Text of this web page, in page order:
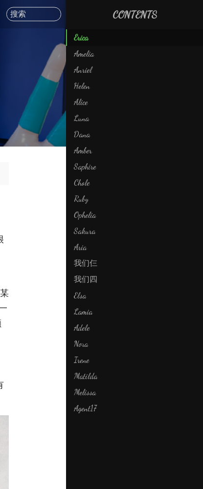
搜索
Erica
Amelia
Anriel
Helen
Alice
Luna
Dana
Amber
Saphire
Chole
Ruby
Ophelia
Sakura
Aria
我们仨
我们四
Elsa
Lamia
Adele
Nora
Irene
Matilda
Melissa
Agent17